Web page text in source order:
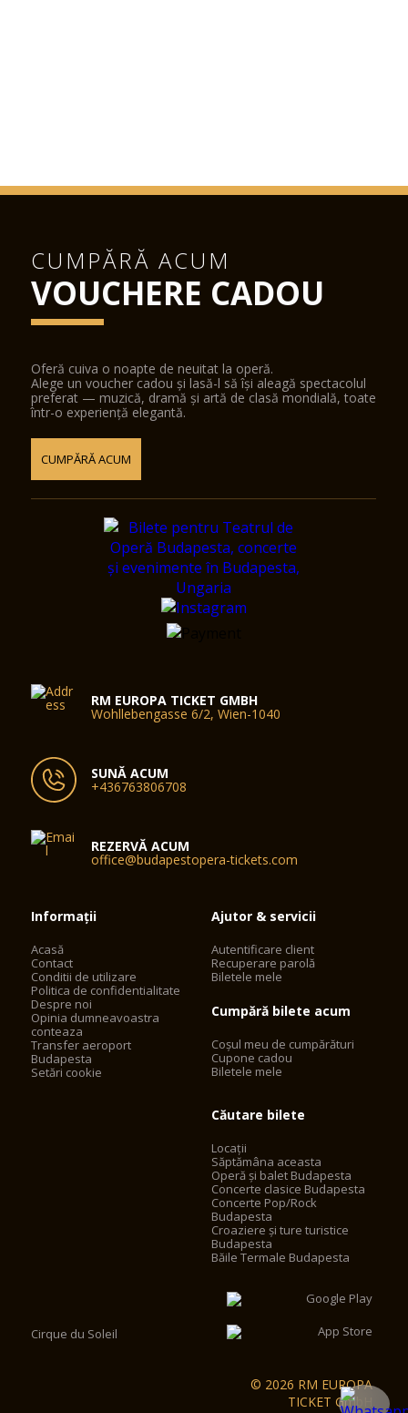
CUMPĂRĂ ACUM
VOUCHERE CADOU
Oferă cuiva o noapte de neuitat la operă.
Alege un voucher cadou și lasă-l să își aleagă spectacolul
preferat — muzică, dramă și artă de clasă mondială, toate
într-o experiență elegantă.
CUMPĂRĂ ACUM
RM EUROPA TICKET GMBH
Wohllebengasse 6/2, Wien-1040
SUNĂ ACUM
+436763806708
REZERVĂ ACUM
office@budapestopera-tickets.com
Informații
Acasă
Contact
Conditii de utilizare
Politica de confidentialitate
Despre noi
Opinia dumneavoastra
conteaza
Transfer aeroport
Budapesta
Setări cookie
Ajutor & servicii
Autentificare client
Recuperare parolă
Biletele mele
Cumpără bilete acum
Coșul meu de cumpărături
Cupone cadou
Biletele mele
Căutare bilete
Locații
Săptămâna aceasta
Operă și balet Budapesta
Concerte clasice Budapesta
Concerte Pop/Rock
Budapesta
Croaziere și ture turistice
Budapesta
Băile Termale Budapesta
Cirque du Soleil
© 2026 RM EUROPA
TICKET GmbH